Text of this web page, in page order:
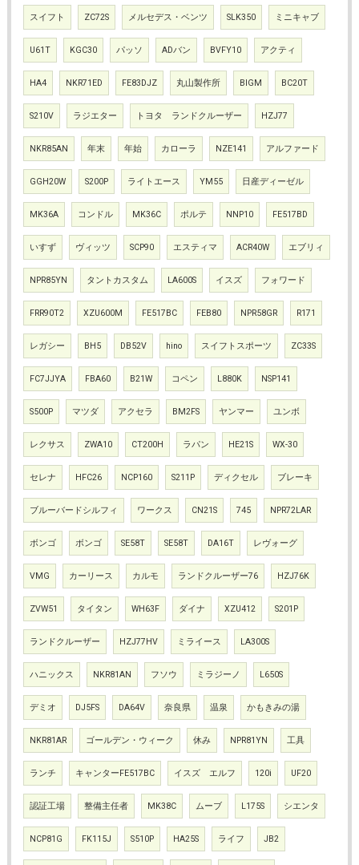
スイフト ZC72S メルセデス・ベンツ SLK350 ミニキャブ
U61T KGC30 パッソ ADバン BVFY10 アクティ
HA4 NKR71ED FE83DJZ 丸山製作所 BIGM BC20T
S210V ラジエター トヨタ ランドクルーザー HZJ77
NKR85AN 年末 年始 カローラ NZE141 アルファード
GGH20W S200P ライトエース YM55 日産ディーゼル
MK36A コンドル MK36C ポルテ NNP10 FE517BD
いすず ヴィッツ SCP90 エスティマ ACR40W エブリィ
NPR85YN タントカスタム LA600S イスズ フォワード
FRR90T2 XZU600M FE517BC FEB80 NPR58GR R171
レガシー BH5 DB52V hino スイフトスポーツ ZC33S
FC7JJYA FBA60 B21W コペン L880K NSP141
S500P マツダ アクセラ BM2FS ヤンマー ユンボ
レクサス ZWA10 CT200H ラパン HE21S WX-30
セレナ HFC26 NCP160 S211P ディクセル ブレーキ
ブルーバードシルフィ ワークス CN21S 745 NPR72LAR
ボンゴ ボンゴ SE58T SE58T DA16T レヴォーグ
VMG カーリース カルモ ランドクルーザー76 HZJ76K
ZVW51 タイタン WH63F ダイナ XZU412 S201P
ランドクルーザー HZJ77HV ミライース LA300S
ハニックス NKR81AN フソウ ミラジーノ L650S
デミオ DJ5FS DA64V 奈良県 温泉 かもきみの湯
NKR81AR ゴールデン・ウィーク 休み NPR81YN 工具
ランチ キャンターFE517BC イスズ エルフ 120i UF20
認証工場 整備主任者 MK38C ムーブ L175S シエンタ
NCP81G FK115J S510P HA25S ライフ JB2